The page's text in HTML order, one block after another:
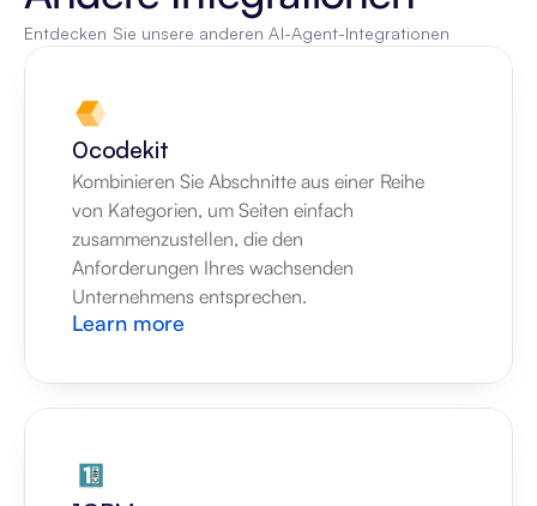
Entdecken Sie unsere anderen AI-Agent-Integrationen
0codekit
Kombinieren Sie Abschnitte aus einer Reihe
von Kategorien, um Seiten einfach
zusammenzustellen, die den
Anforderungen Ihres wachsenden
Unternehmens entsprechen.
Learn more